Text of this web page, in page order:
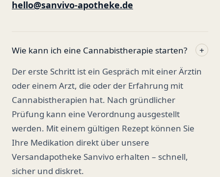
hello@sanvivo-apotheke.de
Wie kann ich eine Cannabistherapie starten?
+
Der erste Schritt ist ein Gespräch mit einer Ärztin
oder einem Arzt, die oder der Erfahrung mit
Cannabistherapien hat. Nach gründlicher
Prüfung kann eine Verordnung ausgestellt
werden. Mit einem gültigen Rezept können Sie
Ihre Medikation direkt über unsere
Versandapotheke Sanvivo erhalten – schnell,
sicher und diskret.